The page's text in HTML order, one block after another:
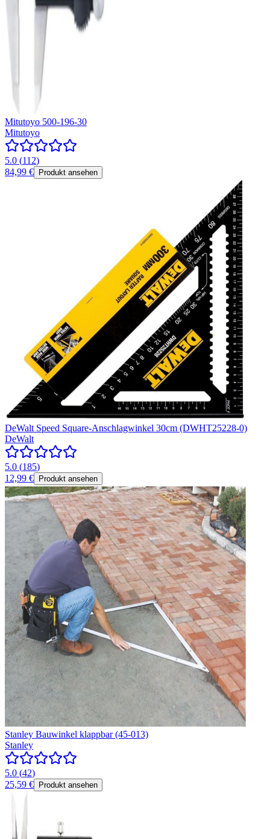
Mitutoyo 500-196-30
Mitutoyo
5.0 (112)
84,99 €
Produkt ansehen
DeWalt Speed Square-Anschlagwinkel 30cm (DWHT25228-0)
DeWalt
5.0 (185)
12,99 €
Produkt ansehen
Stanley Bauwinkel klappbar (45-013)
Stanley
5.0 (42)
25,59 €
Produkt ansehen